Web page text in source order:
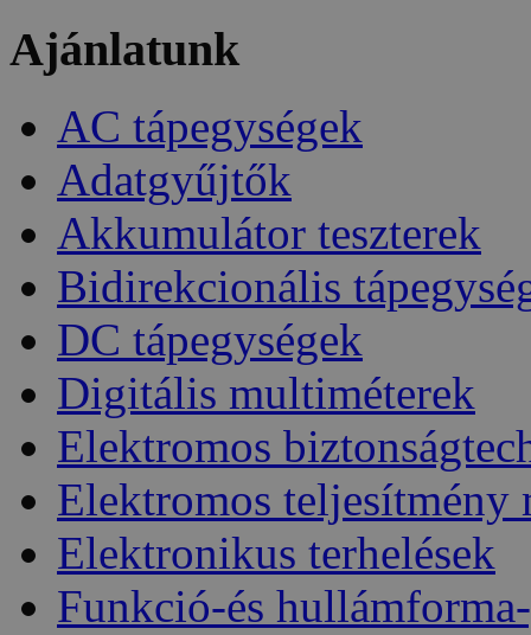
Ajánlatunk
AC tápegységek
Adatgyűjtők
Akkumulátor teszterek
Bidirekcionális
DC tápegységek
Digitális multiméterek
Elektromos
Elektromos teljesítmény
Elektronikus terhelések
Funkció-és